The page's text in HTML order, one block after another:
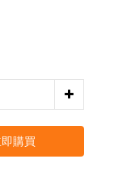
購買